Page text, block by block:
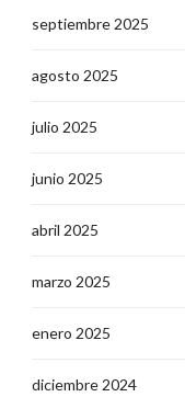
septiembre 2025
agosto 2025
julio 2025
junio 2025
abril 2025
marzo 2025
enero 2025
diciembre 2024